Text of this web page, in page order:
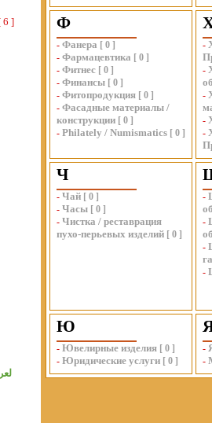
6 ] Ф
- Фанера [ 0 ]
- Фармацевтика [ 0 ]
- Фитнес [ 0 ]
- Финансы [ 0 ]
- Фитопродукция [ 0 ]
- Фасадные материалы /
конструкции [ 0 ]
- Philately / Numismatics [ 0 ]
-
-
-
-
-
Ч
- Чай [ 0 ]
- Часы [ 0 ]
- Чистка / реставрация
пухо-перьевых изделий [ 0 ]
-
-
-
-
Ю
- Ювелирные изделия [ 0 ]
- Юридические услуги [ 0 ]
-
-